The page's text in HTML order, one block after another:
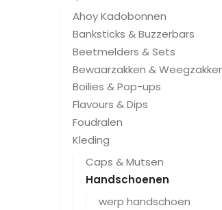
Ahoy Kadobonnen
Banksticks & Buzzerbars
Beetmelders & Sets
Bewaarzakken &
Boilies & Pop-ups
Flavours & Dips
Foudralen
Kleding
Caps & Mutsen
Handschoenen
werp handschoen